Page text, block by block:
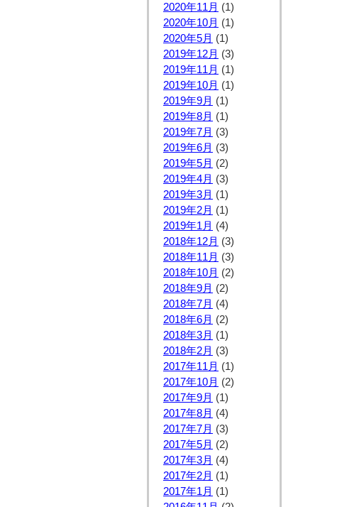
2020年11月 (1)
2020年10月 (1)
2020年5月 (1)
2019年12月 (3)
2019年11月 (1)
2019年10月 (1)
2019年9月 (1)
2019年8月 (1)
2019年7月 (3)
2019年6月 (3)
2019年5月 (2)
2019年4月 (3)
2019年3月 (1)
2019年2月 (1)
2019年1月 (4)
2018年12月 (3)
2018年11月 (3)
2018年10月 (2)
2018年9月 (2)
2018年7月 (4)
2018年6月 (2)
2018年3月 (1)
2018年2月 (3)
2017年11月 (1)
2017年10月 (2)
2017年9月 (1)
2017年8月 (4)
2017年7月 (3)
2017年5月 (2)
2017年3月 (4)
2017年2月 (1)
2017年1月 (1)